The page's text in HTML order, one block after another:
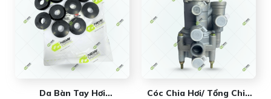
Da Bàn Tay Hơi
Cóc Chia Hơi/ Tổng Chia